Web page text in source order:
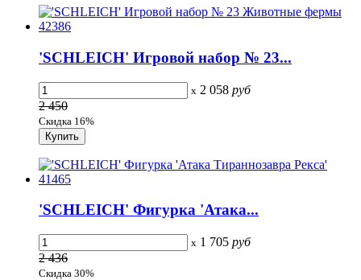
'SCHLEICH' Игровой набор № 23...
x 2 058 руб
2 450
Скидка 16%
'SCHLEICH' Фигурка 'Атака...
x 1 705 руб
2 436
Скидка 30%